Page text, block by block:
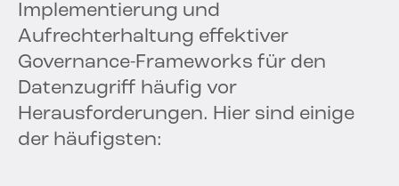
Implementierung und
Aufrechterhaltung effektiver
Governance-Frameworks für den
Datenzugriff häufig vor
Herausforderungen. Hier sind einige
der häufigsten: